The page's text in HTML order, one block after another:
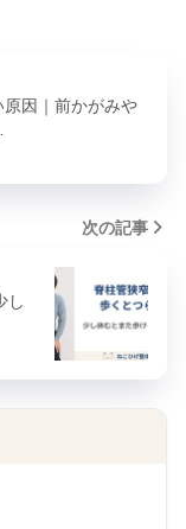
因｜前かがみや
次の記事
し